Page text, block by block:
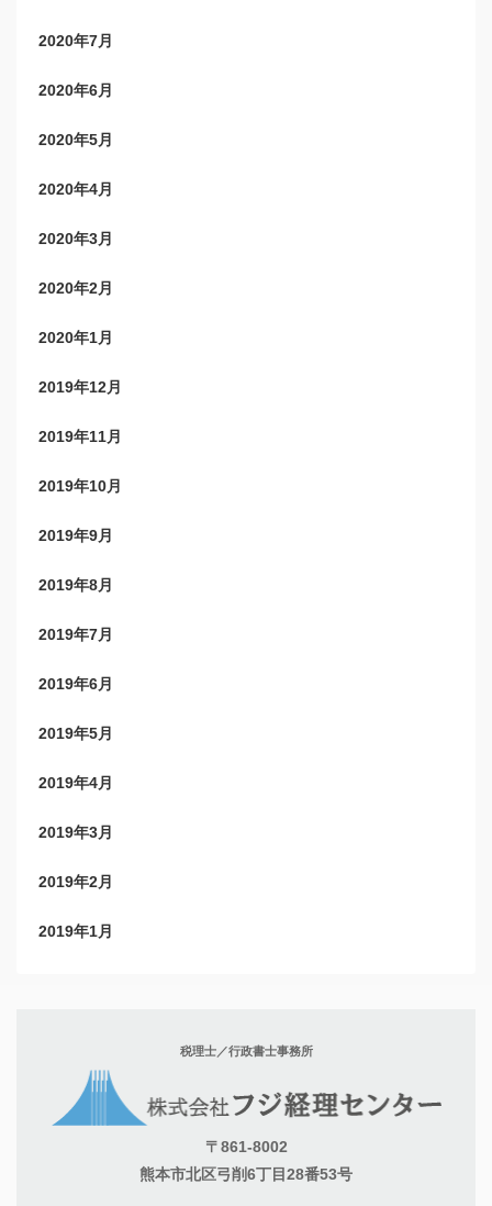
2020年7月
2020年6月
2020年5月
2020年4月
2020年3月
2020年2月
2020年1月
2019年12月
2019年11月
2019年10月
2019年9月
2019年8月
2019年7月
2019年6月
2019年5月
2019年4月
2019年3月
2019年2月
2019年1月
税理士／行政書士事務所
〒861-8002
熊本市北区弓削6丁目28番53号